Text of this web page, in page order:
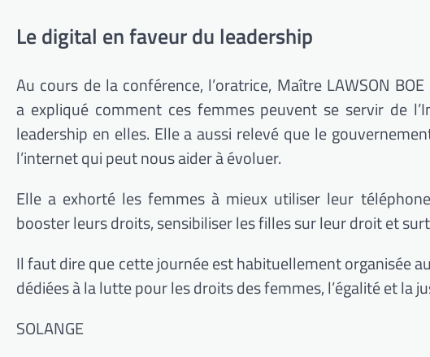
Le digital en faveur du leadership
Au cours de la conférence, l’oratrice, Maître LAWSON BOE
a expliqué comment ces femmes peuvent se servir de
leadership en elles. Elle a aussi relevé que le
l’internet qui peut nous aider à évoluer.
Elle a exhorté les femmes à mieux utiliser leur
booster leurs droits, sensibiliser les filles sur leur droit et
Il faut dire que cette journée est habituellement organisée
dédiées à la lutte pour les droits des femmes, l’égalité et la
SOLANGE